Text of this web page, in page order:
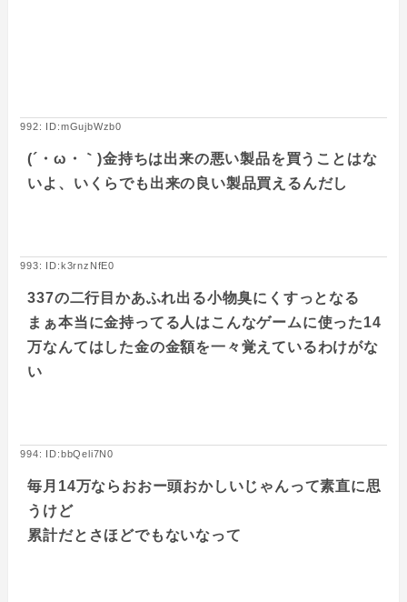
992: ID:mGujbWzb0
(´・ω・｀)金持ちは出来の悪い製品を買うことはな
いよ、いくらでも出来の良い製品買えるんだし
993: ID:k3rnzNfE0
337の二行目かあふれ出る小物臭にくすっとなる
まぁ本当に金持ってる人はこんなゲームに使った14
万なんてはした金の金額を一々覚えているわけがな
い
994: ID:bbQeli7N0
毎月14万ならおおー頭おかしいじゃんって素直に思
うけど
累計だとさほどでもないなって